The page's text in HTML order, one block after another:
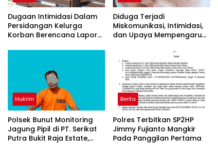
Dugaan Intimidasi Dalam
Persidangan Kelurga
Korban Berencana Lapor
Kejaksaan
Diduga Terjadi
Miskomunikasi, Intimidasi,
dan Upaya Mempengaruhi
Soroti Sikap Kuasa Hukum
Terdakwa di PN Pekanbaru
Hukrim
Polsek Bunut Monitoring
Jagung Pipil di PT. Serikat
Putra Bukit Raja Estate,
Berita
Polres Terbitkan SP2HP
Jimmy Fujianto Mangkir
Pada Panggilan Pertama